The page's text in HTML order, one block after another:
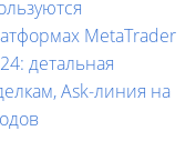
MetaTrader
детальная
Ask-линия на